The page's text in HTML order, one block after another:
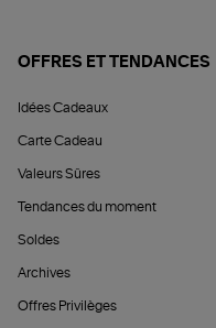
OFFRES ET TENDANCES
Idées Cadeaux
Carte Cadeau
Valeurs Sûres
Tendances du moment
Soldes
Archives
Offres Privilèges